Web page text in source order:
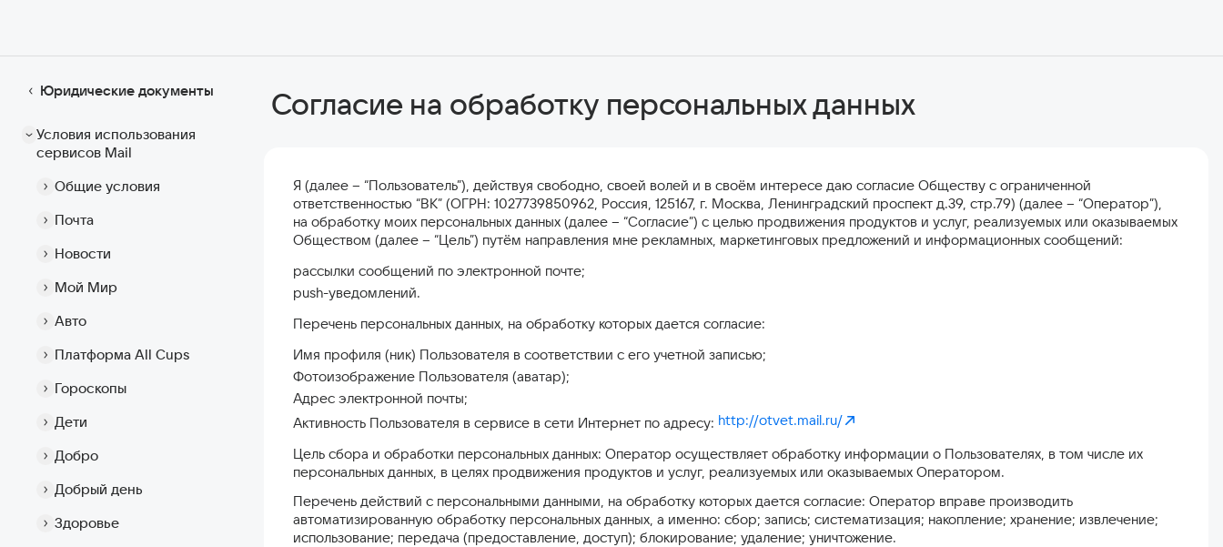
Юридические документы
Условия использования
сервисов Mail
Общие условия
Почта
Новости
Мой Мир
Авто
Платформа All Cups
Гороскопы
Дети
Добро
Добрый день
Здоровье
Согласие на обработку персональных данных
Я (далее – “Пользователь”), действуя свободно, своей волей и в своём интересе даю согласие Обществу с ограниченной
ответственностью “ВК” (ОГРН: 1027739850962, Россия, 125167, г. Москва, Ленинградский проспект д.39, стр.79) (далее – “Оператор”),
на обработку моих персональных данных (далее – “Согласие”) с целью продвижения продуктов и услуг, реализуемых или оказываемых
Обществом (далее – “Цель”) путём направления мне рекламных, маркетинговых предложений и информационных сообщений:
рассылки сообщений по электронной почте;
push-уведомлений.
Перечень персональных данных, на обработку которых дается согласие:
Имя профиля (ник) Пользователя в соответствии с его учетной записью;
Фотоизображение Пользователя (аватар);
Адрес электронной почты;
Активность Пользователя в сервисе в сети Интернет по адресу: http://otvet.mail.ru/
Цель сбора и обработки персональных данных: Оператор осуществляет обработку информации о Пользователях, в том числе их
персональных данных, в целях продвижения продуктов и услуг, реализуемых или оказываемых Оператором.
Перечень действий с персональными данными, на обработку которых дается согласие: Оператор вправе производить
автоматизированную обработку персональных данных, а именно: сбор; запись; систематизация; накопление; хранение; извлечение;
использование; передача (предоставление, доступ); блокирование; удаление; уничтожение.